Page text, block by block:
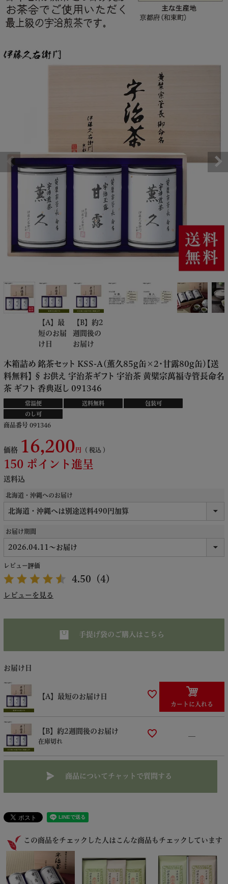
【A】最
短のお届
け日
【B】約2
週間後の
お届け
木箱詰め 銘茶セット KSS-A（薫久85g缶×2・甘露80g缶）【送
料無料】 § お供え 宇治茶ギフト 宇治茶 黄檗宗萬福寺管長命名
茶 ギフト 香典返し 091346
常温便 送料無料
包装可
のし可
商品番号 091346
価格 16,200 税込
150 ポイント進呈
送料込
北海道・沖縄へのお届け
お届け期間
レビュー評価
4.50 （4）
レビューを見る
手提げ袋のご購入はこちら
お届け日
【A】最短のお届け日
カートに入れる
【B】約2週間後のお届け
在庫切れ
—
商品についてチャットで質問する
この商品をチェックした人はこんな商品もチェックしています